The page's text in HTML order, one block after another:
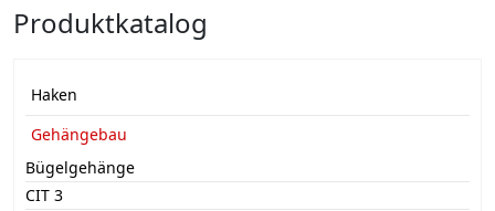
Produktkatalog
Haken
Gehängebau
Bügelgehänge
CIT 3